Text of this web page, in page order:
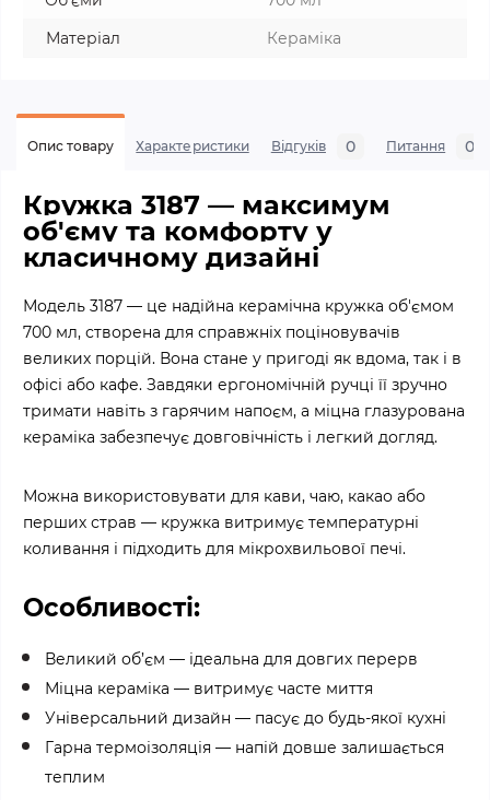
Матеріал
Кераміка
Опис товару Характеристики Відгуків 0 Питання 0
Кружка 3187 — максимум
об'єму та комфорту у
класичному дизайні
Модель 3187 — це надійна керамічна кружка об'ємом
700 мл, створена для справжніх поціновувачів
великих порцій. Вона стане у пригоді як вдома, так і в
офісі або кафе. Завдяки ергономічній ручці її зручно
тримати навіть з гарячим напоєм, а міцна глазурована
кераміка забезпечує довговічність і легкий догляд.
Можна використовувати для кави, чаю, какао або
перших страв — кружка витримує температурні
коливання і підходить для мікрохвильової печі.
Особливості:
Великий об’єм — ідеальна для довгих перерв
Міцна кераміка — витримує часте миття
Універсальний дизайн — пасує до будь-якої кухні
Гарна термоізоляція — напій довше залишається
теплим